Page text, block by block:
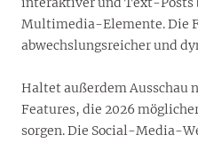
Multimedia-Elemente. Die
abwechslungsreicher und
Haltet außerdem Ausschau
Features, die 2026
sorgen. Die Social-Media-